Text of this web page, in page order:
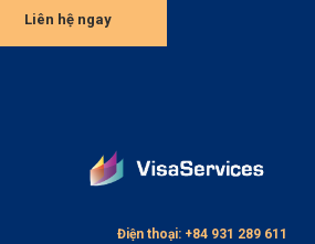
Liên hệ ngay
Điện thoại: +84 931 289 611